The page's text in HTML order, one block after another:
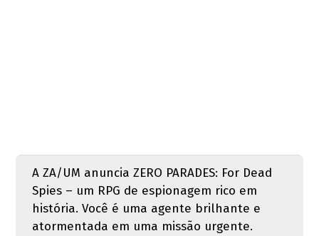
A ZA/UM anuncia ZERO PARADES: For Dead
Spies – um RPG de espionagem rico em
história. Você é uma agente brilhante e
atormentada em uma missão urgente.